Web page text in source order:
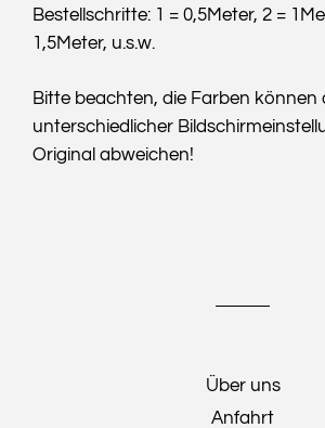
Bestellschritte: 1 = 0,5Meter, 2 =
1,5Meter, u.s.w.
Bitte beachten, die Farben können
unterschiedlicher
Original abweichen!
Über uns
Anfahrt